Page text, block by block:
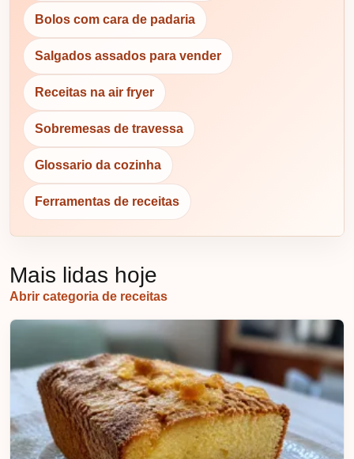
Bolos com cara de padaria
Salgados assados para vender
Receitas na air fryer
Sobremesas de travessa
Glossario da cozinha
Ferramentas de receitas
Mais lidas hoje
Abrir categoria de receitas